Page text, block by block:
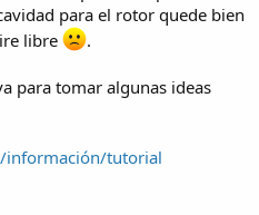
para el rotor quede bien
libre
.
para tomar algunas ideas
tutorial